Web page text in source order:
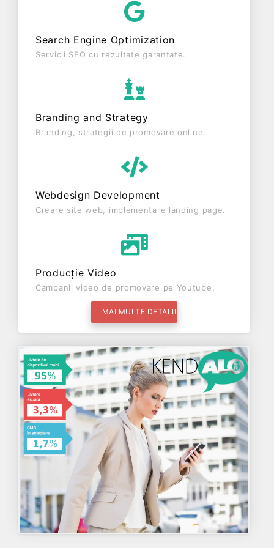
inactiva din punct de vedere fiscal si are status:
RADIATA. Societatea nu este plătitoare de TVA.
Search Engine Optimization
Servicii SEO cu rezultate garantate.
Branding and Strategy
Branding, strategii de promovare online.
Webdesign Development
Creare site web, implementare landing page.
Producție Video
Campanii video de promovare pe Youtube.
MAI MULTE DETALII